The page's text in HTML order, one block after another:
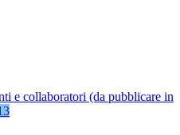
e collaboratori (da pubblicare in